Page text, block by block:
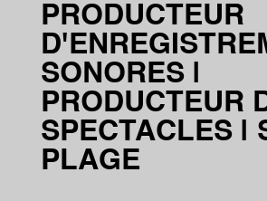
PRODUCTEUR
SONORES |
PRODUCTEUR
SPECTACLES |
PLAGE